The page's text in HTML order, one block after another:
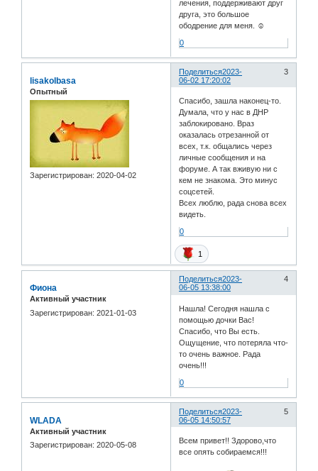
лечения, поддерживают друг
друга, это большое
ободрение для меня. ☺️
0
Поделиться 3
2023-
06-02 17:20:02
lisakolbasa
Опытный
Зарегистрирован: 2020-04-02
Спасибо, зашла наконец-то.
Думала, что у нас в ДНР
заблокировано. Враз
оказалась отрезанной от
всех, т.к. общались через
личные сообщения и на
форуме. А так вживую ни с
кем не знакома. Это минус
соцсетей.
Всех люблю, рада снова всех
видеть.
0
1
Поделиться 4
2023-
06-05 13:38:00
Фиона
Активный участник
Зарегистрирован: 2021-01-03
Нашла! Сегодня нашла с
помощью дочки Вас!
Спасибо, что Вы есть.
Ощущение, что потеряла что-
то очень важное. Рада
очень!!!
0
Поделиться 5
2023-
06-05 14:50:57
WLADA
Активный участник
Зарегистрирован: 2020-05-08
Всем привет!! Здорово,что
все опять собираемся!!!